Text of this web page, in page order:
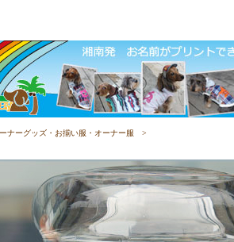
ナーグッズ・お揃い服・オーナー服 >